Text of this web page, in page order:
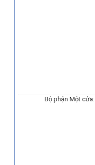
Bộ phận Một cửa: